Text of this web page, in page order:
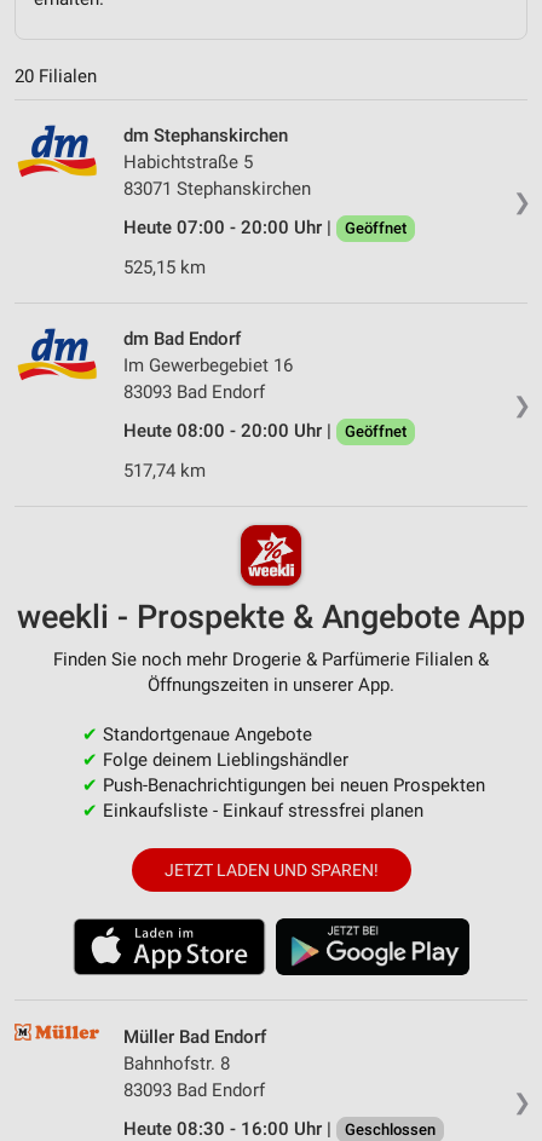
20 Filialen
❯
dm Stephanskirchen
Habichtstraße 5
83071 Stephanskirchen
Heute 07:00 - 20:00 Uhr |
Geöffnet
525,15 km
❯
dm Bad Endorf
Im Gewerbegebiet 16
83093 Bad Endorf
Heute 08:00 - 20:00 Uhr |
Geöffnet
517,74 km
weekli - Prospekte & Angebote App
Finden Sie noch mehr Drogerie & Parfümerie Filialen &
Öffnungszeiten in unserer App.
✔ Standortgenaue Angebote
✔ Folge deinem Lieblingshändler
✔ Push-Benachrichtigungen bei neuen Prospekten
✔ Einkaufsliste - Einkauf stressfrei planen
JETZT LADEN UND SPAREN!
❯
Müller Bad Endorf
Bahnhofstr. 8
83093 Bad Endorf
Heute 08:30 - 16:00 Uhr |
Geschlossen